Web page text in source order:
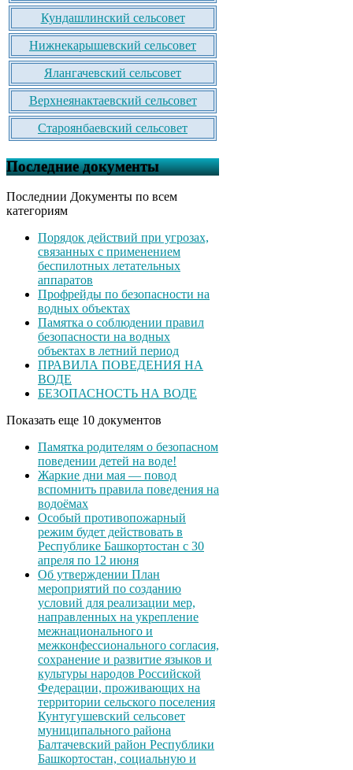
Кундашлинский сельсовет
Нижнекарышевский сельсовет
Ялангачевский сельсовет
Верхнеянактаевский сельсовет
Староянбаевский сельсовет
Последние документы
Последнии Документы по всем
категориям
Порядок действий при угрозах,
связанных с применением
беспилотных летательных
аппаратов
Профрейды по безопасности на
водных объектах
Памятка о соблюдении правил
безопасности на водных
объектах в летний период
ПРАВИЛА ПОВЕДЕНИЯ НА
ВОДЕ
БЕЗОПАСНОСТЬ НА ВОДЕ
Показать еще 10 документов
Памятка родителям о безопасном
поведении детей на воде!
Жаркие дни мая — повод
вспомнить правила поведения на
водоёмах
Особый противопожарный
режим будет действовать в
Республике Башкортостан с 30
апреля по 12 июня
Об утверждении План
мероприятий по созданию
условий для реализации мер,
направленных на укрепление
межнационального и
межконфессионального согласия,
сохранение и развитие языков и
культуры народов Российской
Федерации, проживающих на
территории сельского поселения
Кунтугушевский сельсовет
муниципального района
Балтачевский район Республики
Башкортостан, социальную и